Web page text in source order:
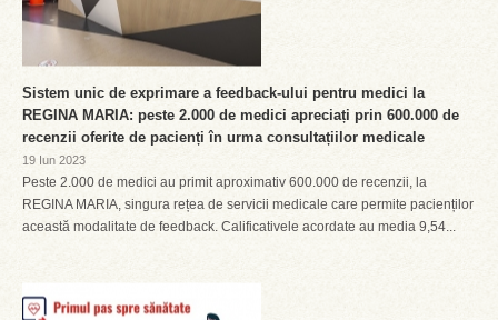
Sistem unic de exprimare a feedback-ului pentru medici la
REGINA MARIA: peste 2.000 de medici apreciați prin 600.000 de
recenzii oferite de pacienți în urma consultațiilor medicale
19 Iun 2023
Peste 2.000 de medici au primit aproximativ 600.000 de recenzii, la
REGINA MARIA, singura rețea de servicii medicale care permite pacienților
această modalitate de feedback. Calificativele acordate au media 9,54...